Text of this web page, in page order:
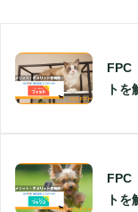
FPC
トを
FPC
トを